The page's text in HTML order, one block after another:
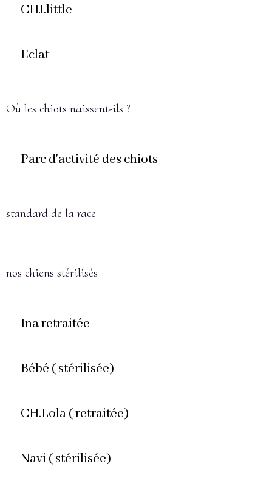
CHJ.little
Eclat
Où les chiots naissent-ils ?
Parc d'activité des chiots
standard de la race
nos chiens stérilisés
Ina retraitée
Bébé ( stérilisée)
CH.Lola ( retraitée)
Navi ( stérilisée)